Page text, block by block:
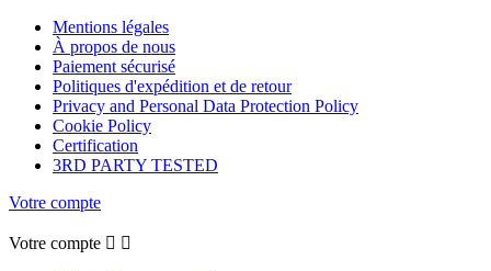
Mentions légales
À propos de nous
Paiement sécurisé
Politiques d'expédition et de retour
Privacy and Personal Data Protection Policy
Cookie Policy
Certification
3RD PARTY TESTED
Votre compte
Votre compte  